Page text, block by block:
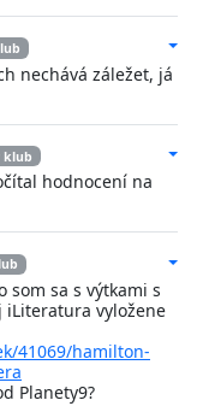
nechává záležet, já
klub
hodnocení na
som sa s výtkami s
iLiteratura vyložene
41069/hamilton-
Planety9?